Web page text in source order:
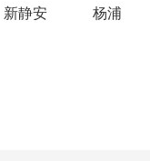
新静安 杨浦